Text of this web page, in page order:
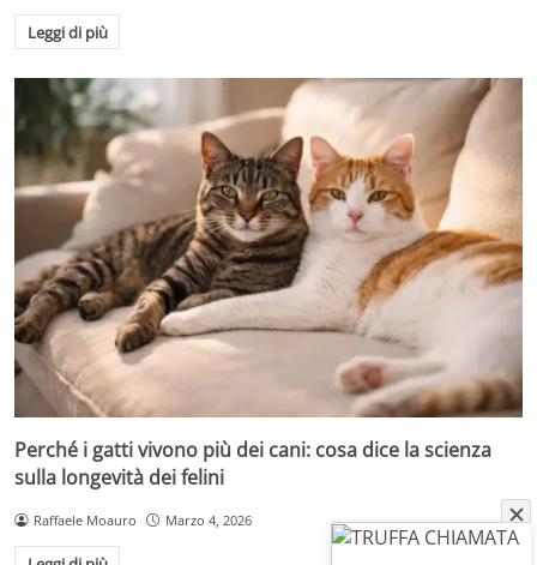
Leggi di più
Perché i gatti vivono più dei cani: cosa dice la scienza
sulla longevità dei felini
Raffaele Moauro Marzo 4, 2026